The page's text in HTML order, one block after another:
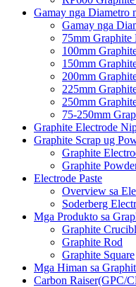
Gamay nga Diametro
Gamay nga
75mm Graphite
100mm
150mm
200mm
225mm
250mm
75-250mm
Graphite Electrode
Graphite Scrap ug
Graphite
Graphite
Electrode Paste
Overview sa
Soderberg
Mga Produkto sa
Graphite
Graphite Rod
Graphite Square
Mga Himan sa
Carbon Raiser(GPC/